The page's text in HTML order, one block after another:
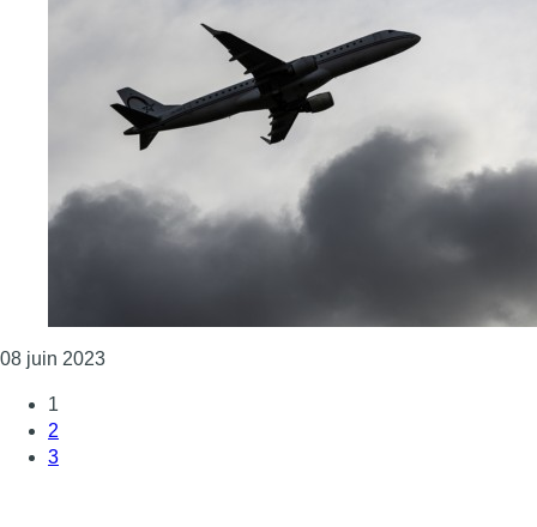
08 juin 2023Consulter l'article "Deux véhicules 100 %
1
2
3